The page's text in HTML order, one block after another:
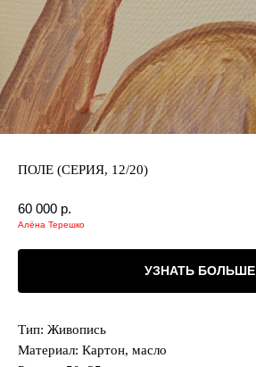
ПОЛЕ (СЕРИЯ, 12/20)
60 000 р.
Алёна Терешко
УЗНАТЬ БОЛЬШЕ
Тип: Живопись
Материал: Картон, масло